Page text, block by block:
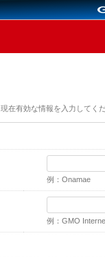
在有効な情報を入力してくだ
例：Onamae
例：GMO